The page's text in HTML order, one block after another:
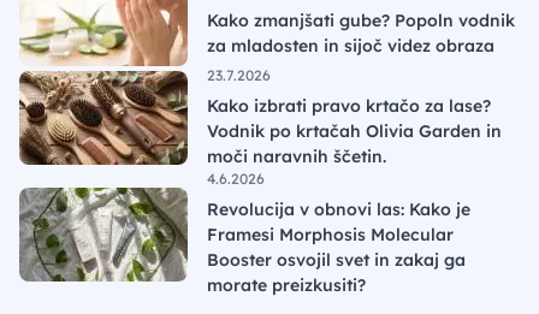
Kako zmanjšati gube? Popoln vodnik
za mladosten in sijoč videz obraza
23.7.2026
Kako izbrati pravo krtačo za lase?
Vodnik po krtačah Olivia Garden in
moči naravnih ščetin.
4.6.2026
Revolucija v obnovi las: Kako je
Framesi Morphosis Molecular
Booster osvojil svet in zakaj ga
morate preizkusiti?